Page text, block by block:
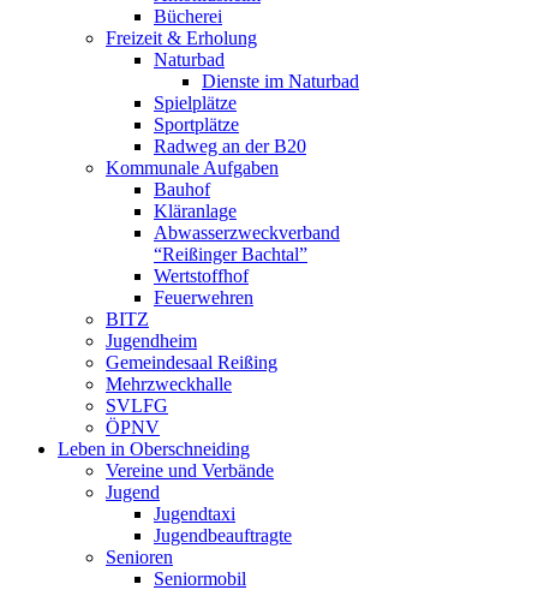
Bücherei
Freizeit & Erholung
Naturbad
Dienste im Naturbad
Spielplätze
Sportplätze
Radweg an der B20
Kommunale Aufgaben
Bauhof
Kläranlage
Abwasserzweckverband
“Reißinger Bachtal”
Wertstoffhof
Feuerwehren
BITZ
Jugendheim
Gemeindesaal Reißing
Mehrzweckhalle
SVLFG
ÖPNV
Leben in Oberschneiding
Vereine und Verbände
Jugend
Jugendtaxi
Jugendbeauftragte
Senioren
Seniormobil